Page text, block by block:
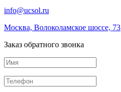
info@ucsol.ru
Москва, Волоколамское шоссе, 73
Заказ обратного звонка